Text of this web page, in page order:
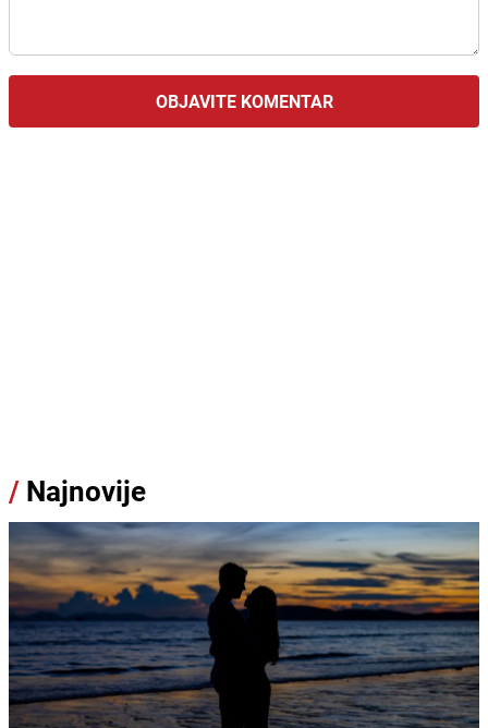
OBJAVITE KOMENTAR
/ Najnovije